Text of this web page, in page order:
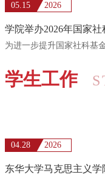
05.15 2026
学院举办2026年国家
学生工作
04.28 2026